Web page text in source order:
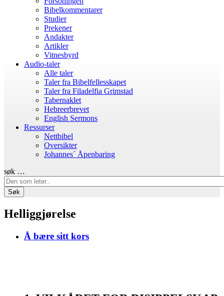
Bibelkommentarer
Studier
Prekener
Andakter
Artikler
Vitnesbyrd
Audio-taler
Alle taler
Taler fra Bibelfellesskapet
Taler fra Filadelfia Grimstad
Tabernaklet
Hebreerbrevet
English Sermons
Ressurser
Nettbibel
Oversikter
Johannes´ Åpenbaring
søk …
Søk
Helliggjørelse
Å bære sitt kors